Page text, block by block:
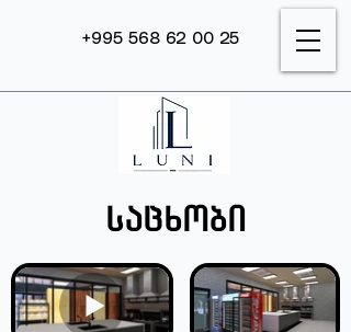
+995 568 62 00 25
საცხობი